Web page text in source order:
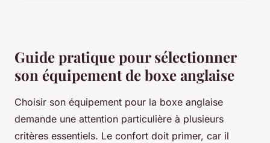
Guide pratique pour sélectionner
son équipement de boxe anglaise
Choisir son équipement pour la boxe anglaise
demande une attention particulière à plusieurs
critères essentiels. Le confort doit primer, car il